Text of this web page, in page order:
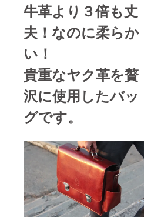
牛革より３倍も丈
夫！なのに柔らか
い！
貴重なヤク革を贅
沢に使用したバッ
グです。